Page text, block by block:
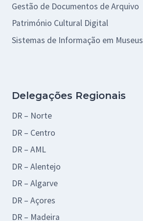
Gestão de Documentos de Arquivo
Património Cultural Digital
Sistemas de Informação em Museus
Delegações Regionais
DR – Norte
DR – Centro
DR – AML
DR – Alentejo
DR – Algarve
DR – Açores
DR – Madeira